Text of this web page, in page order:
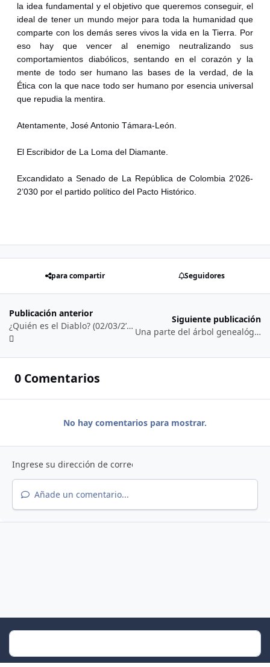
la idea fundamental y el objetivo que queremos conseguir, el
ideal de tener un mundo mejor para toda la humanidad que
comparte con los demás seres vivos la vida en la Tierra. Por
eso hay que vencer al enemigo neutralizando sus
comportamientos diabólicos, sentando en el corazón y la
mente de todo ser humano las bases de la verdad, de la
Ética con la que nace todo ser humano por esencia universal
que repudia la mentira.
Atentamente, José Antonio Támara-León.
El Escribidor de La Loma del Diamante.
Excandidato a Senado de La República de Colombia 2’026-
2’030 por el partido político del Pacto Histórico.
para compartir Seguidores
Publicación anterior
¿Quién es el Diablo? (02/03/2’026)
Siguiente publicación
Una parte del árbol genealógico por línea paterna de Paloma Valencia… (13/03/2’026)
0 Comentarios
No hay comentarios para mostrar.
Añade un comentario...